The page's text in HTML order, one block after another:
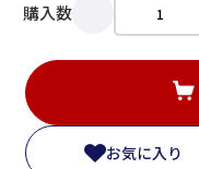
購入数
お気に入り